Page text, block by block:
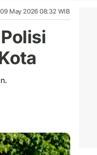
May 2026 08:32 WIB